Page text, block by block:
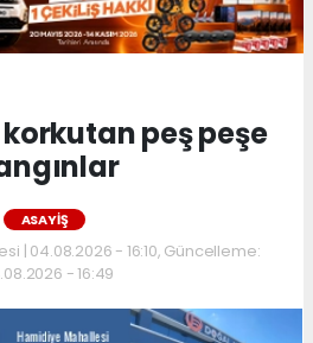
peş peşe
ASAYIŞ
| 04.08.2026 - 16:10, Güncelleme:
- 16:49